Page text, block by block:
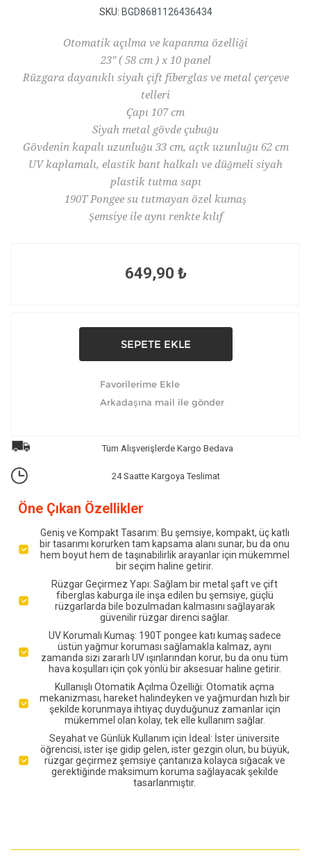
SKU: BGD8681126436434
Otomatik açılma ve kapanma özelliği
23" ( 58 cm ) x 10 panel
Rüzgara dayanıklı siyah çift fiberglas ve metal çerçeve
telleri
Çapı 107 cm
Siyah metal gövde çubuğu
Gövdenin kapalı uzunluğu 33 cm, açık uzunluğu 62 cm
UV kaplamalı, elastik bant halkalı ve düğmeli siyah
plastik tutma sapı
190T Pongee su tutmayan özel kumaş
Şemsiye ile aynı renkte kılıf
649,90 ₺
Tüm Alışverişlerde Kargo Bedava
24 Saatte Kargoya Teslimat
Öne Çıkan Özellikler
Geniş ve Kompakt Tasarım: Bu şemsiye, kompakt, üç katlı
bir tasarımı korurken tam kapsama alanı sunar, bu da onu
hem boyut hem de taşınabilirlik arayanlar için mükemmel
bir seçim haline getirir.
Rüzgar Geçirmez Yapı: Sağlam bir metal şaft ve çift
fiberglas kaburga ile inşa edilen bu şemsiye, güçlü
rüzgarlarda bile bozulmadan kalmasını sağlayarak
güvenilir rüzgar direnci sağlar.
UV Korumalı Kumaş: 190T pongee katı kumaş sadece
üstün yağmur koruması sağlamakla kalmaz, aynı
zamanda sizi zararlı UV ışınlarından korur, bu da onu tüm
hava koşulları için çok yönlü bir aksesuar haline getirir.
Kullanışlı Otomatik Açılma Özelliği: Otomatik açma
mekanizması, hareket halindeyken ve yağmurdan hızlı bir
şekilde korunmaya ihtiyaç duyduğunuz zamanlar için
mükemmel olan kolay, tek elle kullanım sağlar.
Seyahat ve Günlük Kullanım için İdeal: İster üniversite
öğrencisi, ister işe gidip gelen, ister gezgin olun, bu büyük,
rüzgar geçirmez şemsiye çantanıza kolayca sığacak ve
gerektiğinde maksimum koruma sağlayacak şekilde
tasarlanmıştır.